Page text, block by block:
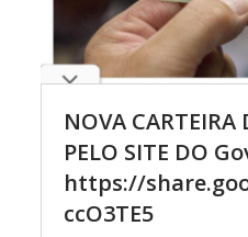
NOVA CARTEIRA
PELO SITE DO
https://
ccO3TE5